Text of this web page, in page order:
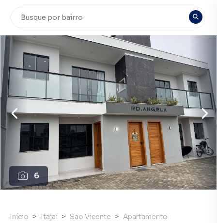
6
Início Itajaí São Vicente
Apartamento